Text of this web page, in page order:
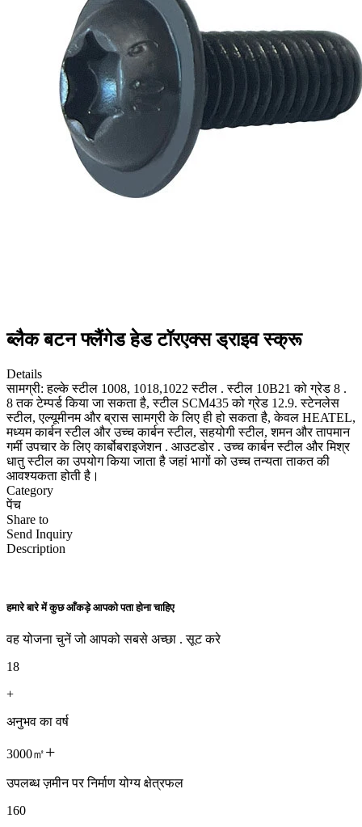
ब्लैक बटन फ्लैंगेड हेड टॉरएक्स ड्राइव स्क्रू
Details
सामग्री: हल्के स्टील 1008, 1018,1022 स्टील . स्टील 10B21 को ग्रेड 8 .
8 तक टेम्पर्ड किया जा सकता है, स्टील SCM435 को ग्रेड 12.9. स्टेनलेस
स्टील, एल्यूमीनम और ब्रास सामग्री के लिए ही हो सकता है, केवल HEATEL,
मध्यम कार्बन स्टील और उच्च कार्बन स्टील, सहयोगी स्टील, शमन और तापमान
गर्मी उपचार के लिए कार्बोबराइजेशन . आउटडोर . उच्च कार्बन स्टील और मिश्र
धातु स्टील का उपयोग किया जाता है जहां भागों को उच्च तन्यता ताकत की
आवश्यकता होती है।
Category
पेंच
Share to
Send Inquiry
Description
हमारे बारे में कुछ आँकड़े आपको पता होना चाहिए
वह योजना चुनें जो आपको सबसे अच्छा . सूट करे
18
+
अनुभव का वर्ष
3000㎡+
उपलब्ध ज़मीन पर निर्माण योग्य क्षेत्रफल
160